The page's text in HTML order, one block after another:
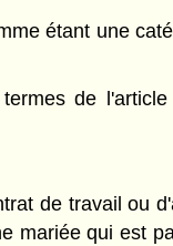
étant une
de
de travail ou
mariée qui est